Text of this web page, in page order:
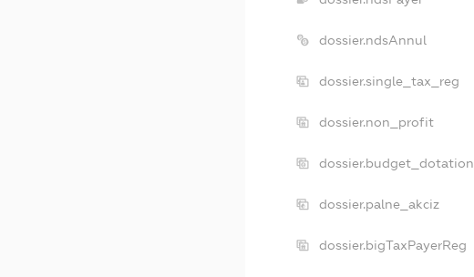
dossier.ndsAnnul
dossier.single_tax_reg
dossier.non_profit
dossier.budget_dotation
dossier.palne_akciz
dossier.bigTaxPayerReg